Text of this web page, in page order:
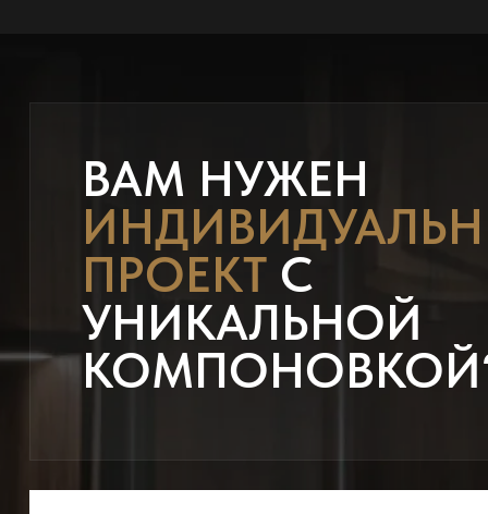
ВАМ НУЖЕН
ПРОЕКТС
УНИКАЛЬНОЙ